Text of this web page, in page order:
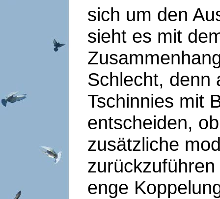
sich um den
sieht es mit
Schlecht, denn
Tschinnies mit
entscheiden,
zusätzliche
enge